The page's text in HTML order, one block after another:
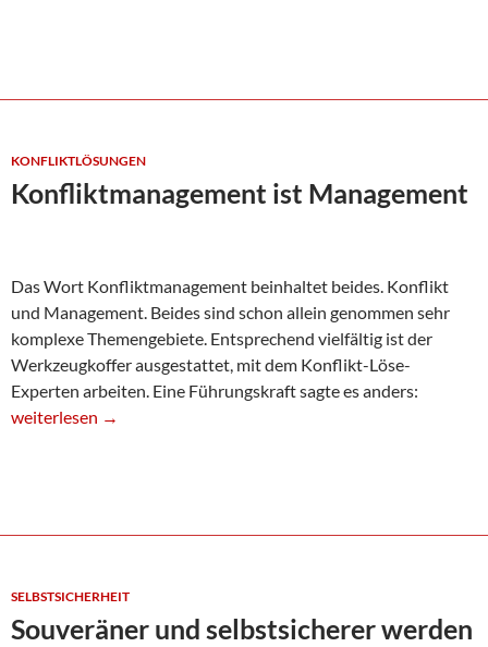
KONFLIKTLÖSUNGEN
Konfliktmanagement ist Management
Das Wort Konfliktmanagement beinhaltet beides. Konflikt
und Management. Beides sind schon allein genommen sehr
komplexe Themengebiete. Entsprechend vielfältig ist der
Werkzeugkoffer ausgestattet, mit dem Konflikt-Löse-
Experten arbeiten. Eine Führungskraft sagte es anders:
Konfliktmanagement ist Management
weiterlesen →
SELBSTSICHERHEIT
Souveräner und selbstsicherer werden